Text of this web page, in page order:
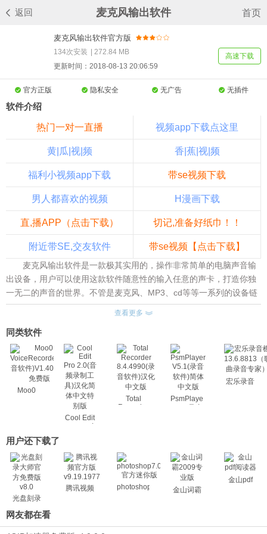
返回 麦克风输出软件 首页
高速下载
麦克风输出软件官方版
134次安装
272.84 MB
更新时间：2018-08-13 20:06:59
官方正版 隐私安全 无广告 无插件
软件介绍
热门一对一直播 视频app下载点这里
黄|瓜|视|频 香|蕉|视|频
福利小视频app下载 带se视频下载
男人都喜欢的视频 H漫画下载
直,播APP（点击下载） 切记,准备好纸巾！！
附近带SE,交友软件 带se视频【点击下载】
麦克风输出软件是一款极其实用的，操作非常简单的电脑声音输
出设备，用户可以使用这款软件随意性的输入任意的声卡，打造你独
一无二的声音的世界。不管是麦克风、MP3、cd等等一系列的设备链
接都可以用它来搞定，功能非常的强大，如果你也有需要一款万能调
麦克风输出软件特点：
1、可以实施任意声卡的输入，兼容性非常的强大。
2、音量调节很方便，可是进行实时的输出设置。
3、软件体积并不大，不到1M的体积运行起来速度快。
查看更多
同类软件
Moo0
VoiceRecorder(录
版
Cool Edit
体中文特
别版
Total
Recorder
PsmPlayer
宏乐录音
用户还下载了
光盘刻录
大师
腾讯视频 photoshop7.0 金山词霸
金山pdf
网友都在看